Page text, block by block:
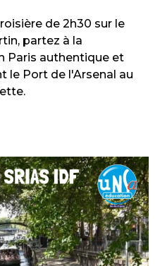
de 2h30 sur le
partez à la
Paris authentique et
le Port de l'Arsenal au